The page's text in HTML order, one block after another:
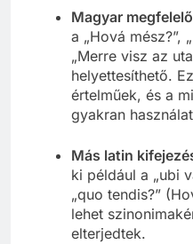
Magyar
a „Hová mész?”,
„Merre visz az
helyettesíthető.
értelműek, és a
gyakran
Más latin
ki például a „ubi
„quo tendis?”
lehet
elterjedtek.